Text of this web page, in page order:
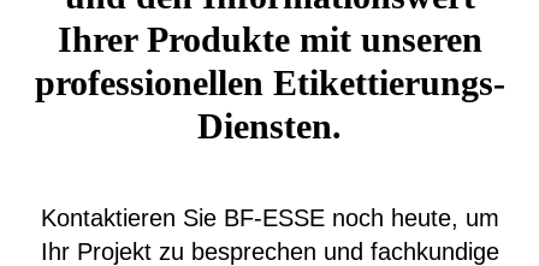
Ihrer Produkte mit unseren
professionellen Etikettierungs-
Diensten.
Kontaktieren Sie BF-ESSE noch heute, um
Ihr Projekt zu besprechen und fachkundige